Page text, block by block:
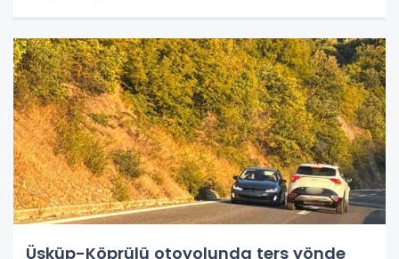
Üsküp-Köprülü otoyolunda ters yönde